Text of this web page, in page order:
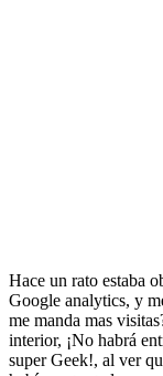
Hace un rato estaba
Google analytics, y
me manda mas
interior, ¡No habrá
super Geek!, al ver